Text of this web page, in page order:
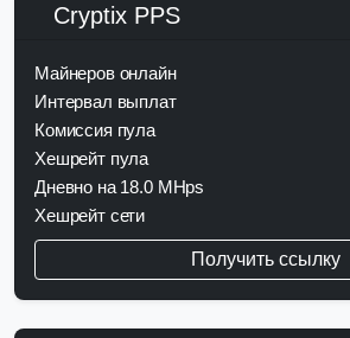
Cryptix PPS
Майнеров онлайн
Интервал выплат
Комиссия пула
Хешрейт пула
Дневно на 18.0 MHps
Хешрейт сети
Получить ссылку